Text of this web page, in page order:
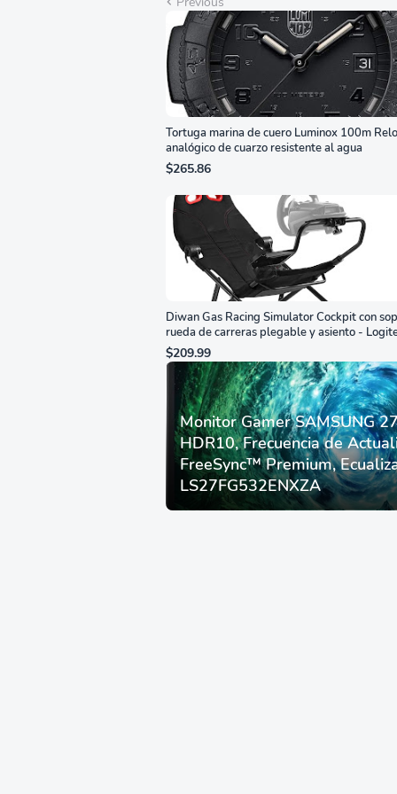
Tortuga marina de cuero Luminox 100m
analógico de cuarzo resistente al agua
$265.86
Diwan Gas Racing Simulator Cockpit con
rueda de carreras plegable y asiento -
G29/920/923/27/25, Thrustmaster
T248/X/T300RS/T150/458/TX
$209.99
Monitor Gamer SAMSUNG
HDR10, Frecuencia de
FreeSync™ Premium,
LS27FG532ENXZA